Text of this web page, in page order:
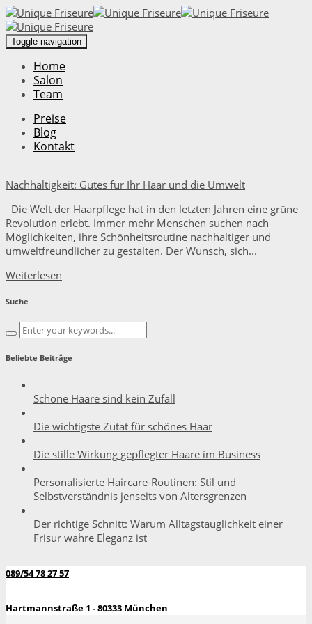
Toggle navigation
Home
Salon
Team
Preise
Blog
Kontakt
Nachhaltigkeit: Gutes für Ihr Haar und die Umwelt
Die Welt der Haarpflege hat in den letzten Jahren eine grüne
Revolution erlebt. Immer mehr Menschen suchen nach
Möglichkeiten, ihre Schönheitsroutine nachhaltiger und
umweltfreundlicher zu gestalten. Der Wunsch, sich...
Weiterlesen
Suche
Beliebte Beiträge
Schöne Haare sind kein Zufall
Die wichtigste Zutat für schönes Haar
Die stille Wirkung gepflegter Haare im Business
Personalisierte Haircare-Routinen: Stil und
Selbstverständnis jenseits von Altersgrenzen
Der richtige Schnitt: Warum Alltagstauglichkeit einer
Frisur wahre Eleganz ist
089/54 78 27 57
Hartmannstraße 1 - 80333 München